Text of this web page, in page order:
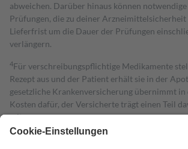
abweichen. Darüber hinaus können
Prüfungen, die zu deiner Arzneimittelsicherheit
Lieferfrist um die Dauer der Prüfungen
verlängern.
4Für verschreibungspflichtige Medikamente
Rezept aus und der Patient erhält sie in der
gesetzliche Krankenversicherung übernimmt in
Kosten dafür, der Versicherte trägt einen Teil
mit.
Grundsätzlich leisten Mitglieder Zuzahlungen in